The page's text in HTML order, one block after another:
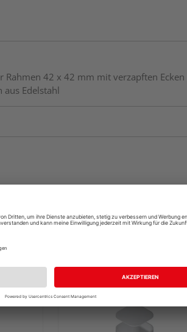
42 x 42 mm mit verzapften
Edelstahl